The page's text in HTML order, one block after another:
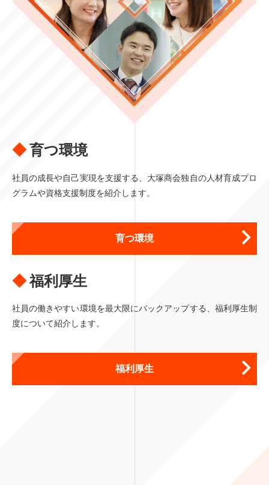
育つ環境
社員の成長や自己実現を支援する、大塚商会独自の人材育成プロ
グラムや資格支援制度を紹介します。
育つ環境
福利厚生
社員の働きやすい環境を最大限にバックアップする、 福利厚生制
度について紹介します。
福利厚生